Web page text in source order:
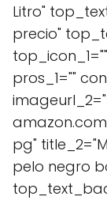
Litro"
precio"
pros_1=""
pg"
pelo negro